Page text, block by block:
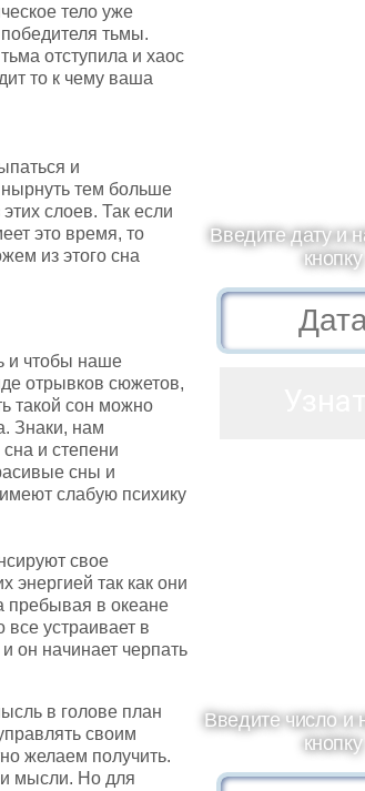
тело уже
тьмы.
отступила и хаос
то к чему ваша
и
тем больше
слоев. Так если
это время, то
из этого сна
и чтобы наше
отрывков сюжетов,
такой сон можно
Знаки, нам
и степени
сны и
слабую психику
свое
так как они
пребывая в океане
все устраивает в
он начинает черпать
в голове план
своим
желаем получить.
мысли. Но для
Введите дату и
кнопку
Введите число и
кнопку